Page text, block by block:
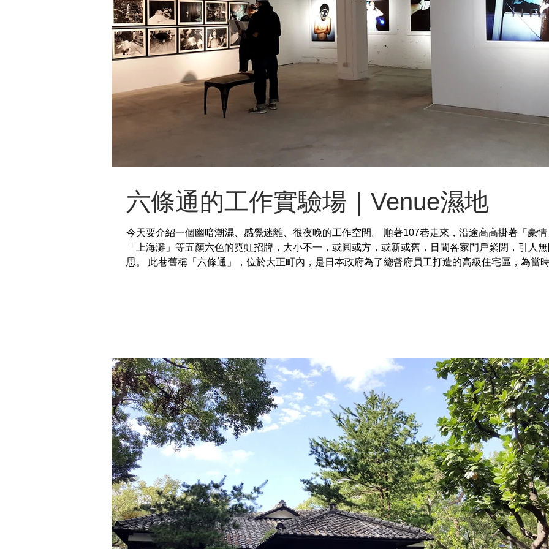
六條通的工作實驗場｜Venue濕地
今天要介紹一個幽暗潮濕、感覺迷離、很夜晚的工作空間。 順著107巷走來，沿途高高掛著「豪情
「上海灘」等五顏六色的霓虹招牌，大小不一，或圓或方，或新或舊，日間各家門戶緊閉，引人無
思。 此巷舊稱「六條通」，位於大正町內，是日本政府為了總督府員工打造的高級住宅區，為當時